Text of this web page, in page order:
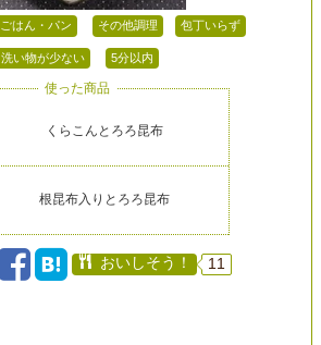
ごはん・パン その他調理 包丁いらず
洗い物が少ない 5分以内
使った商品
くらこんとろろ昆布
根昆布入りとろろ昆布
おいしそう！ 11